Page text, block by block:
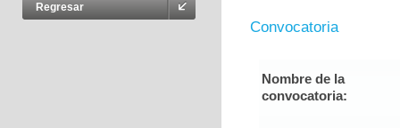
Regresar
Convocatoria
Nombre de la
convocatoria: